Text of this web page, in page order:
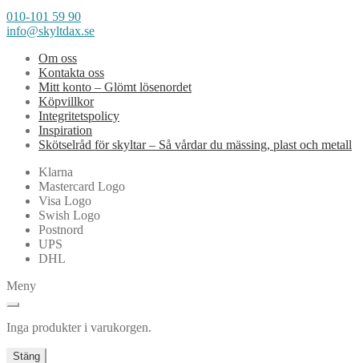
010-101 59 90
info@skyltdax.se
Om oss
Kontakta oss
Mitt konto – Glömt lösenordet
Köpvillkor
Integritetspolicy
Inspiration
Skötselråd för skyltar – Så vårdar du mässing, plast och metall
Klarna
Mastercard Logo
Visa Logo
Swish Logo
Postnord
UPS
DHL
Meny
Inga produkter i varukorgen.
Stäng